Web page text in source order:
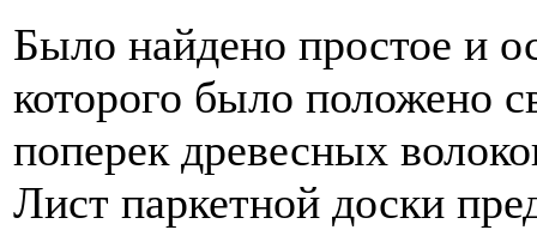
Было найдено простое и
которого было положено
поперек древесных
Лист паркетной доски